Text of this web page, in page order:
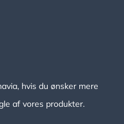
hvis du ønsker mere
af vores produkter.